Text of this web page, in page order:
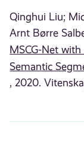
Qinghui Liu;
Arnt Børre
MSCG-Net
Semantic
, 2020.